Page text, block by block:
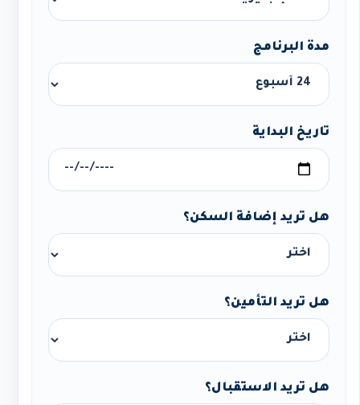
مدة البرنامج
تاريخ البداية
هل تريد إضافة السكن؟
هل تريد التأمين؟
هل تريد الاستقبال؟